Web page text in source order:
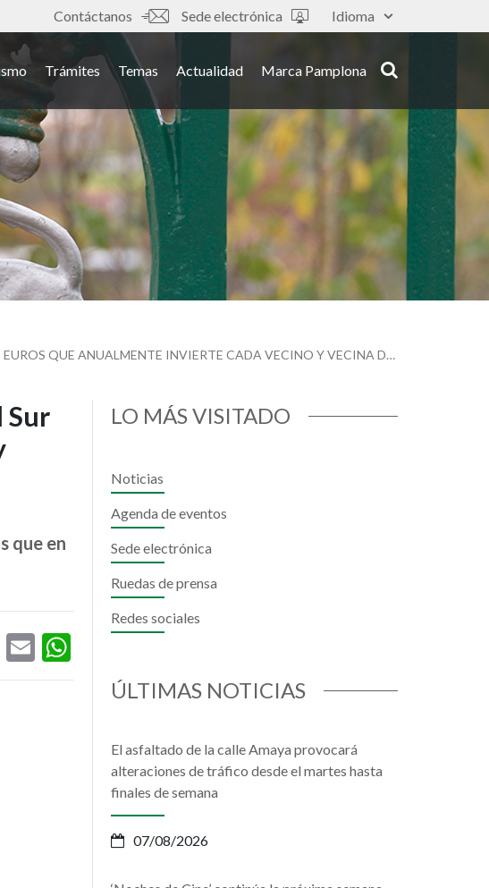
Idioma
Tools
Contáctanos Sede electrónica
Trámites Temas Actualidad Marca Pamplona
‘7,50 €’, LA EXPOSICIÓN QUE EXPLICA LO QUÉ SE HACE EN EL SUR CON LOS EUROS QUE ANUALMENTE INVIERTE CADA VECINO Y VECINA DE PAMPLONA EN COOPERACIÓN AL DESARROLLO
Sur
que en
PrintEmailWhatsApp
LO MÁS VISITADO
Noticias
Agenda de eventos
Sede electrónica
Ruedas de prensa
Redes sociales
ÚLTIMAS NOTICIAS
El asfaltado de la calle Amaya provocará
alteraciones de tráfico desde el martes hasta
finales de semana
07/08/2026